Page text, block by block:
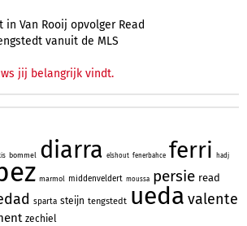
in Van Rooij opvolger Read
vanuit de MLS
jij belangrijk vindt.
bommel diarra elshout fenerbahce ferri hadj
marmol middenveldert moussa persie read
sparta steijn tengstedt ueda valente
zechiel